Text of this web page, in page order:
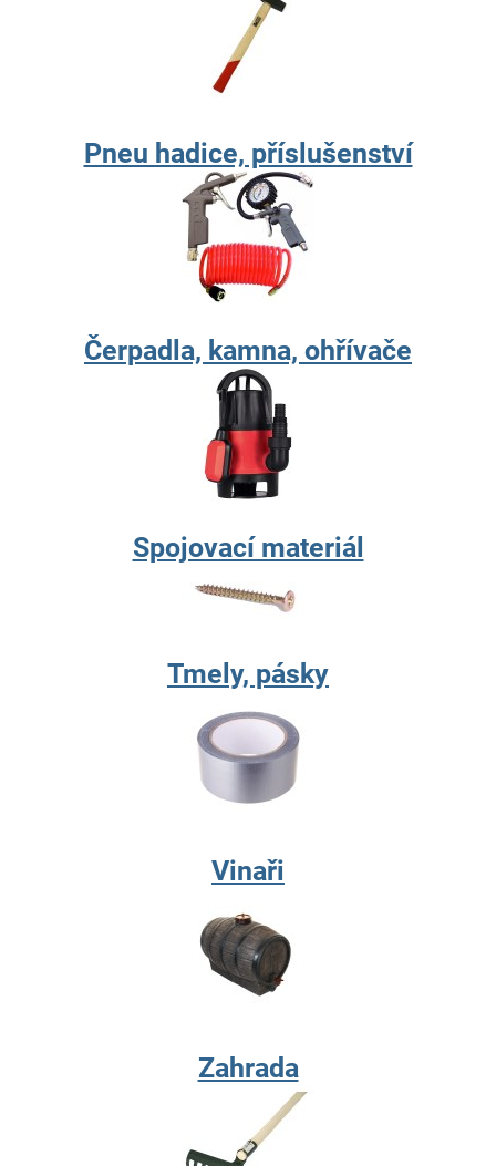
Pneu hadice, příslušenství
Čerpadla, kamna, ohřívače
Spojovací materiál
Tmely, pásky
Vinaři
Zahrada